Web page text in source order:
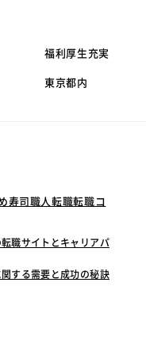
福利厚生充実
東京都内
寿司職人転職転職コ
職サイトとキャリアパ
する需要と成功の秘訣